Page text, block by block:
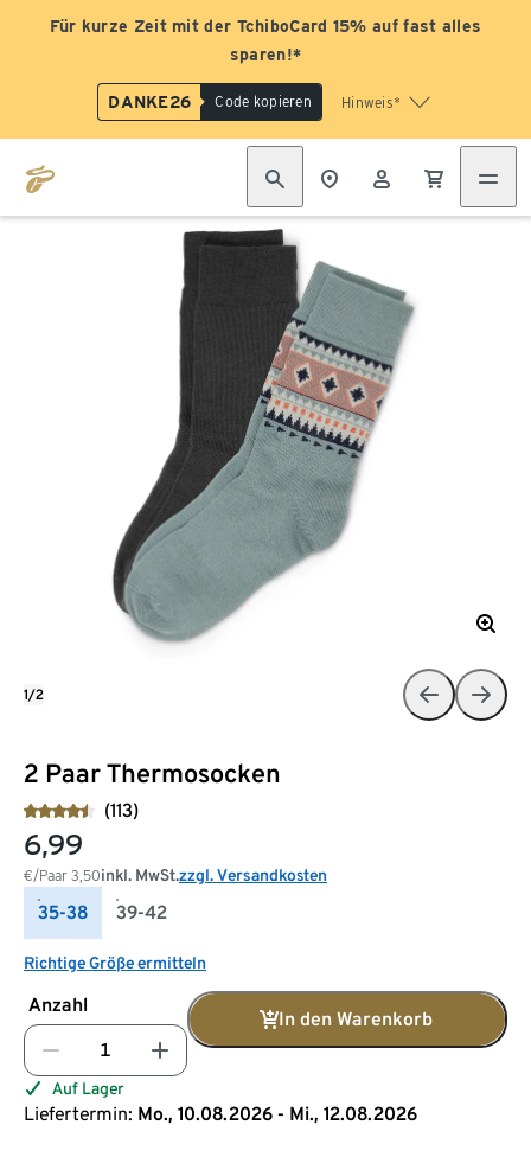
Für kurze Zeit mit der TchiboCard 15% auf fast alles
sparen!*
DANKE26 Code kopieren Hinweis*
2 Paar Thermosocken
(113)
6,99
€/Paar 3,50inkl. MwSt.zzgl. Versandkosten
35-38 39-42
Richtige Größe ermitteln
Anzahl
In den Warenkorb
Auf Lager
Liefertermin: Mo., 10.08.2026 - Mi., 12.08.2026
1/2